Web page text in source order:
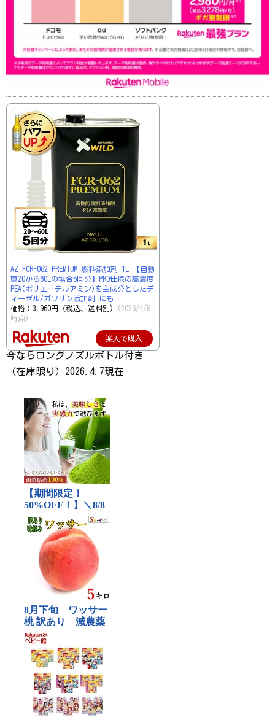
AZ FCR-062 PREMIUM 燃料添加剤 1L 【自動
車20から60Lの場合5回分】PRO仕様の高濃度
PEA(ポリエーテルアミン)を主成分としたデ
ィーゼル/ガソリン添加剤 にも
価格：3,960円（税込、送料別)
(2026/4/8
時点)
楽天で購入
今ならロングノズルボトル付き
（在庫限り）2026.4.7現在